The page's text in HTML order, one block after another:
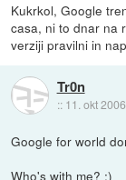
Kukrkol, Google
casa, ni to dnar na
verziji pravilni in
Tr0n
:: 11. okt
Google for world
Who's with me? ;)